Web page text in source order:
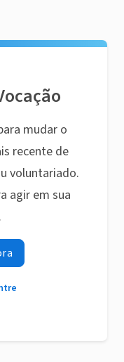
mudar o
recente de
voluntariado.
agir em sua